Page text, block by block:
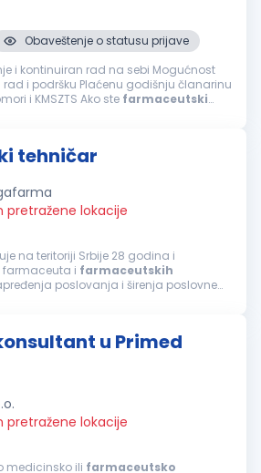
Obaveštenje o statusu prijave
i kontinuiran rad na sebi Mogućnost
i podršku Plaćenu godišnju članarinu
komori i KMSZTS Ako ste farmaceutski
tehničar
pretražene lokacije
na teritoriji Srbije 28 godina i
farmaceuta i farmaceutskih
poslovanja i širenja poslovne
u Primed
pretražene lokacije
medicinsko ili farmaceutsko